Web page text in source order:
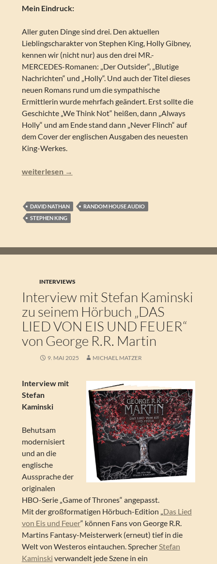
Mein Eindruck:
Aller guten Dinge sind drei. Den aktuellen
Lieblingscharakter von Stephen King, Holly Gibney,
kennen wir (nicht nur) aus den drei MR.-
MERCEDES-Romanen: „Der Outsider“, „Blutige
Nachrichten“ und „Holly“. Und auch der Titel dieses
neuen Romans rund um die sympathische
Ermittlerin wurde mehrfach geändert. Erst sollte die
Geschichte „We Think Not“ heißen, dann „Always
Holly“ und am Ende stand dann „Never Flinch“ auf
dem Cover der englischen Ausgaben des neuesten
King-Werkes.
Stephen King – Kein Zurück (Lesung)
weiterlesen →
DAVID NATHAN
RANDOM HOUSE AUDIO
STEPHEN KING
INTERVIEWS
Interview mit Stefan Kaminski
zu seinem Hörbuch „DAS
LIED VON EIS UND FEUER“
von George R.R. Martin
9. MAI 2025 MICHAEL MATZER
Interview mit
Stefan
Kaminski
Behutsam
modernisiert
und an die
englische
Aussprache der
originalen
HBO-Serie „Game of Thrones“ angepasst.
Mit der großformatigen Hörbuch-Edition „Das Lied
von Eis und Feuer“ können Fans von George R.R.
Martins Fantasy-Meisterwerk (erneut) tief in die
Welt von Westeros eintauchen. SprecherStefan
Kaminski verwandelt jede Szene in ein